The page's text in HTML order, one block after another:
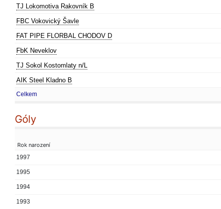
TJ Lokomotiva Rakovník B
FBC Vokovický Šavle
FAT PIPE FLORBAL CHODOV D
FbK Neveklov
TJ Sokol Kostomlaty n/L
AIK Steel Kladno B
Celkem
Góly
Rok narození
1997
1995
1994
1993